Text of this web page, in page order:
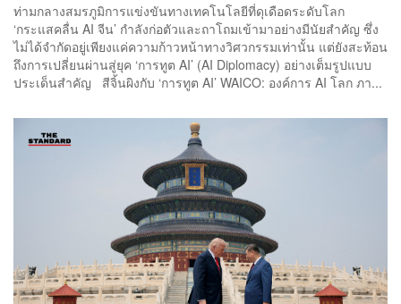
ท่ามกลางสมรภูมิการแข่งขันทางเทคโนโลยีที่ดุเดือดระดับโลก
‘กระแสคลื่น AI จีน’ กำลังก่อตัวและถาโถมเข้ามาอย่างมีนัยสำคัญ ซึ่ง
ไม่ได้จำกัดอยู่เพียงแค่ความก้าวหน้าทางวิศวกรรมเท่านั้น แต่ยังสะท้อน
ถึงการเปลี่ยนผ่านสู่ยุค ‘การทูต AI’ (AI Diplomacy) อย่างเต็มรูปแบบ
ประเด็นสำคัญ สีจิ้นผิงกับ ‘การทูต AI’ WAICO: องค์การ AI โลก ภา...